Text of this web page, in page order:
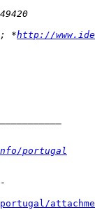
; *http://
portugal